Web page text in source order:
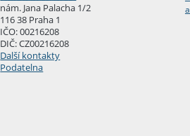
nám. Jana Palacha 1/2
116 38 Praha 1
IČO: 00216208
DIČ: CZ00216208
Další kontakty
Podatelna